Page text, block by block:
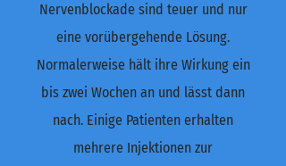
Nervenblockade sind teuer und nur
eine vorübergehende Lösung.
Normalerweise hält ihre Wirkung ein
bis zwei Wochen an und lässt dann
nach. Einige Patienten erhalten
mehrere Injektionen zur